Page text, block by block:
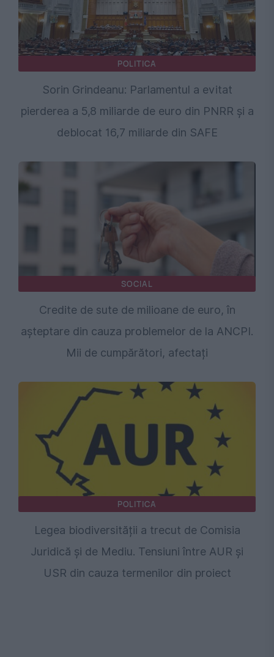
POLITICA
Sorin Grindeanu: Parlamentul a evitat
pierderea a 5,8 miliarde de euro din PNRR și a
deblocat 16,7 miliarde din SAFE
SOCIAL
Credite de sute de milioane de euro, în
așteptare din cauza problemelor de la ANCPI.
Mii de cumpărători, afectați
POLITICA
Legea biodiversității a trecut de Comisia
Juridică și de Mediu. Tensiuni între AUR și
USR din cauza termenilor din proiect